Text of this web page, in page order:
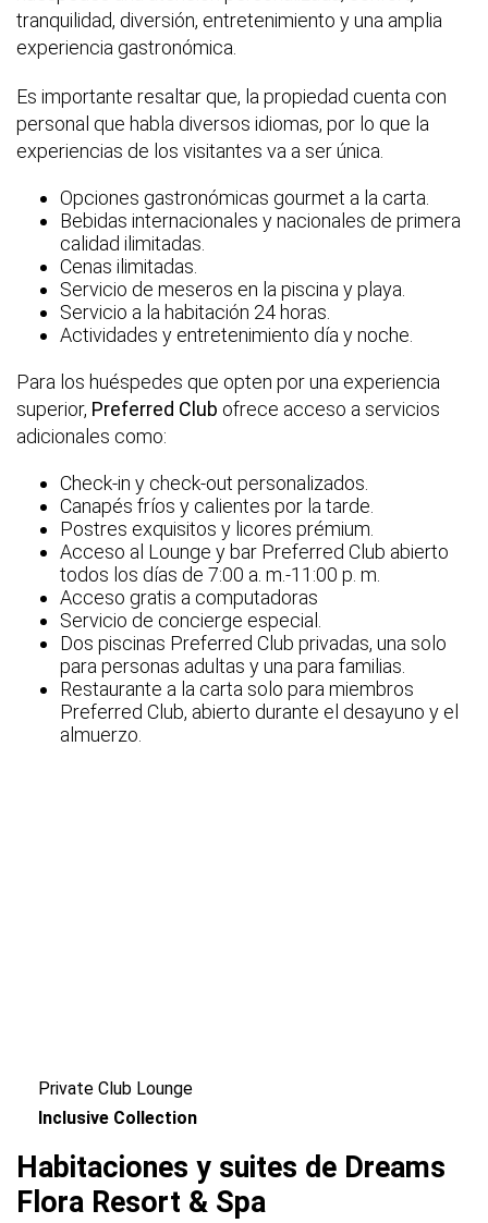
tranquilidad, diversión, entretenimiento y una amplia
experiencia gastronómica.
Es importante resaltar que, la propiedad cuenta con
personal que habla diversos idiomas, por lo que la
experiencias de los visitantes va a ser única.
Opciones gastronómicas gourmet a la carta.
Bebidas internacionales y nacionales de primera
calidad ilimitadas.
Cenas ilimitadas.
Servicio de meseros en la piscina y playa.
Servicio a la habitación 24 horas.
Actividades y entretenimiento día y noche.
Para los huéspedes que opten por una experiencia
superior, Preferred Club ofrece acceso a servicios
adicionales como:
Check-in y check-out personalizados.
Canapés fríos y calientes por la tarde.
Postres exquisitos y licores prémium.
Acceso al Lounge y bar Preferred Club abierto
todos los días de 7:00 a. m.-11:00 p. m.
Acceso gratis a computadoras
Servicio de concierge especial.
Dos piscinas Preferred Club privadas, una solo
para personas adultas y una para familias.
Restaurante a la carta solo para miembros
Preferred Club, abierto durante el desayuno y el
almuerzo.
Private Club Lounge
Inclusive Collection
Habitaciones y suites de Dreams
Flora Resort & Spa